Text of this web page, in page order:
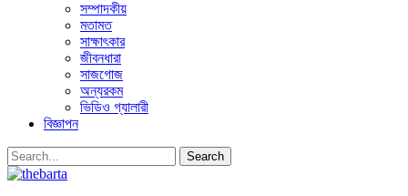
সম্পাদকীয়
মতামত
সাক্ষাৎকার
জীবনধারা
সাজগোজ
অন্যরকম
ভিডিও গ্যালারী
বিজ্ঞাপন